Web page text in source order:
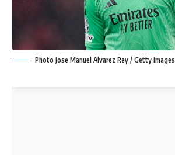
Photo Jose Manuel Alvarez Rey / Getty Images